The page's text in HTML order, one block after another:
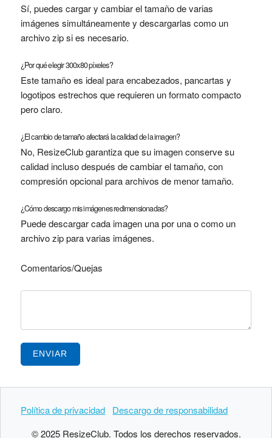
Sí, puedes cargar y cambiar el tamaño de varias
imágenes simultáneamente y descargarlas como un
archivo zip si es necesario.
¿Por qué elegir 300x80 píxeles?
Este tamaño es ideal para encabezados, pancartas y
logotipos estrechos que requieren un formato compacto
pero claro.
¿El cambio de tamaño afectará la calidad de la imagen?
No, ResizeClub garantiza que su imagen conserve su
calidad incluso después de cambiar el tamaño, con
compresión opcional para archivos de menor tamaño.
¿Cómo descargo mis imágenes redimensionadas?
Puede descargar cada imagen una por una o como un
archivo zip para varias imágenes.
Comentarios/Quejas
ENVIAR
Política de privacidad
Descargo de responsabilidad
© 2025 ResizeClub. Todos los derechos reservados.